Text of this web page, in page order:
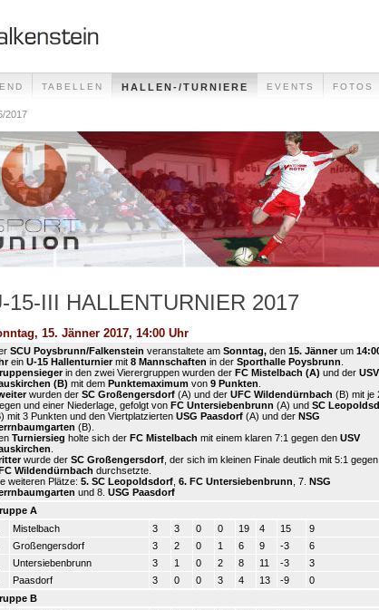
TABELLEN HALLEN-/TURNIERE EVENTS FOTOS
2017
15-III HALLENTURNIER 2017
15. Jänner 2017, 14:00 Uhr
SCU Poysbrunn/Falkenstein veranstaltete am Sonntag, den 15. Jännerum
ein U-15 Hallenturniermit 8 Mannschaften in der Sporthalle Poysbrunn
in den zwei Vierergruppen wurden der FC Mistelbach (A) und der USV
(B) mit dem Punktemaximum von 9 Punkten
wurden der SC Großengersdorf (A) und der UFC Wildendürnbach (B) mit je
und einer Niederlage, gefolgt von FC Untersiebenbrunn (A) und SC
mit 3 Punkten und den Viertplatzierten USG Paasdorf (A) und der NSG
(B).
Turniersieg holte sich der FC Mistelbach mit einem klaren 7:1 gegen den USV
wurde der SC Großengersdorf , der sich im kleinen Finale deutlich mit 5:1
Wildendürnbach durchsetzte.
weiteren Plätze: 5. SC Leopoldsdorf 6. FC Untersiebenbrunn , 7. NSG
und 8. USG Paasdorf
A
Mistelbach 3 3 0 0 19 4 15
9
Großengersdorf 3 2 0 1 6 9 -3
6
Untersiebenbrunn 3 1 0 2 8 11 -3
3
Paasdorf 3 0 0 3 4 13 -9
0
B